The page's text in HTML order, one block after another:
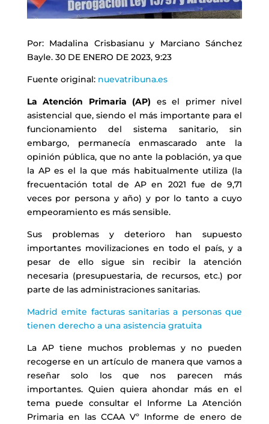
Por: Madalina Crisbasianu y Marciano Sánchez
Bayle. 30 DE ENERO DE 2023, 9:23
Fuente original: nuevatribuna.es
La Atención Primaria (AP) es el primer nivel
asistencial que, siendo el más importante para el
funcionamiento del sistema sanitario, sin
embargo, permanecía enmascarado ante la
opinión pública, que no ante la población, ya que
la AP es el la que más habitualmente utiliza (la
frecuentación total de AP en 2021 fue de 9,71
veces por persona y año) y por lo tanto a cuyo
empeoramiento es más sensible.
Sus problemas y deterioro han supuesto
importantes movilizaciones en todo el país, y a
pesar de ello sigue sin recibir la atención
necesaria (presupuestaria, de recursos, etc.) por
parte de las administraciones sanitarias.
Madrid emite facturas sanitarias a personas que
tienen derecho a una asistencia gratuita
La AP tiene muchos problemas y no pueden
recogerse en un artículo de manera que vamos a
reseñar solo los que nos parecen más
importantes. Quien quiera ahondar más en el
tema puede consultar el Informe La Atención
Primaria en las CCAA Vº Informe de enero de